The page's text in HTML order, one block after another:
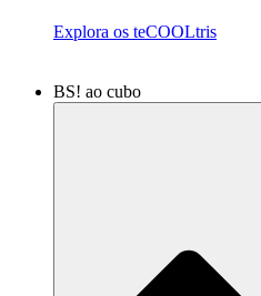
Explora os teCOOLtris
BS! ao cubo